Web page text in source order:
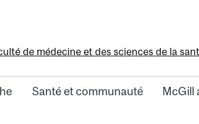
de médecine et des sciences de la
Santé et communauté McGill